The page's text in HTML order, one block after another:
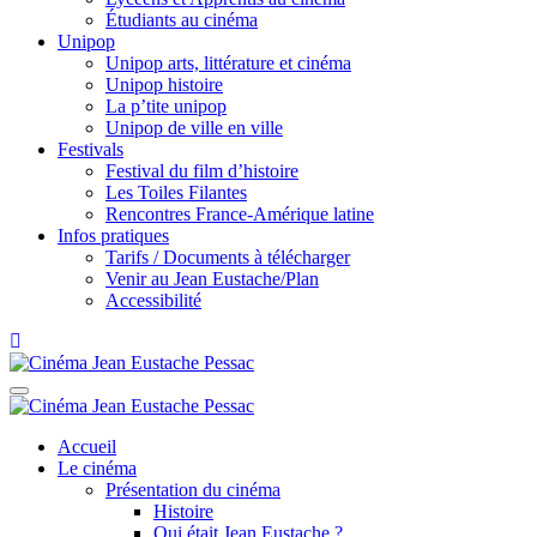
Étudiants au cinéma
Unipop
Unipop arts, littérature et cinéma
Unipop histoire
La p’tite unipop
Unipop de ville en ville
Festivals
Festival du film d’histoire
Les Toiles Filantes
Rencontres France-Amérique latine
Infos pratiques
Tarifs / Documents à télécharger
Venir au Jean Eustache/Plan
Accessibilité
Accueil
Le cinéma
Présentation du cinéma
Histoire
Qui était Jean Eustache ?